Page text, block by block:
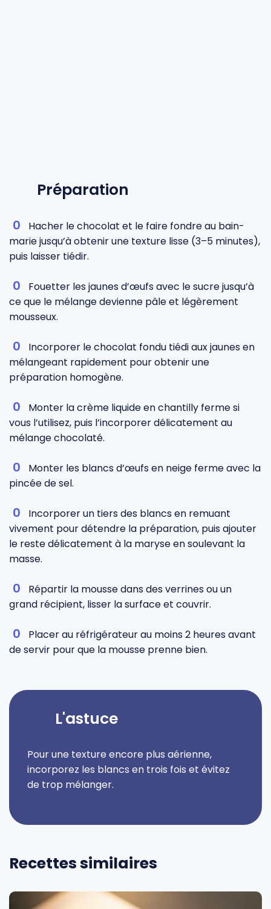
Préparation
Hacher le chocolat et le faire fondre au bain-
marie jusqu’à obtenir une texture lisse (3–5 minutes),
puis laisser tiédir.
Fouetter les jaunes d’œufs avec le sucre jusqu’à
ce que le mélange devienne pâle et légèrement
mousseux.
Incorporer le chocolat fondu tiédi aux jaunes en
mélangeant rapidement pour obtenir une
préparation homogène.
Monter la crème liquide en chantilly ferme si
vous l’utilisez, puis l’incorporer délicatement au
mélange chocolaté.
Monter les blancs d’œufs en neige ferme avec la
pincée de sel.
Incorporer un tiers des blancs en remuant
vivement pour détendre la préparation, puis ajouter
le reste délicatement à la maryse en soulevant la
masse.
Répartir la mousse dans des verrines ou un
grand récipient, lisser la surface et couvrir.
Placer au réfrigérateur au moins 2 heures avant
de servir pour que la mousse prenne bien.
L'astuce
Pour une texture encore plus aérienne,
incorporez les blancs en trois fois et évitez
de trop mélanger.
Recettes similaires